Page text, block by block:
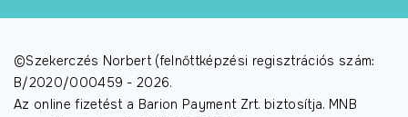
©Szekerczés Norbert (felnőttképzési regisztrációs szám:
B/2020/000459 -2026.
Az online fizetést a Barion Payment Zrt. biztosítja. MNB